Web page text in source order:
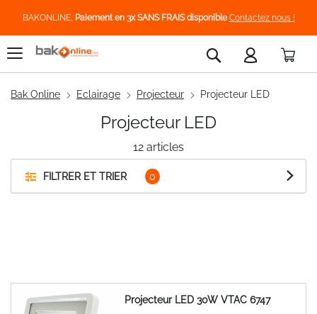
BAKONLINE, Paiement en 3x SANS FRAIS disponible Contactez nous !
Rechercher
Bak Online Eclairage Projecteur Projecteur LED
FILTRER ET TRIER
12 articles
Projecteur LED
Projecteur LED 30W VTAC 6747